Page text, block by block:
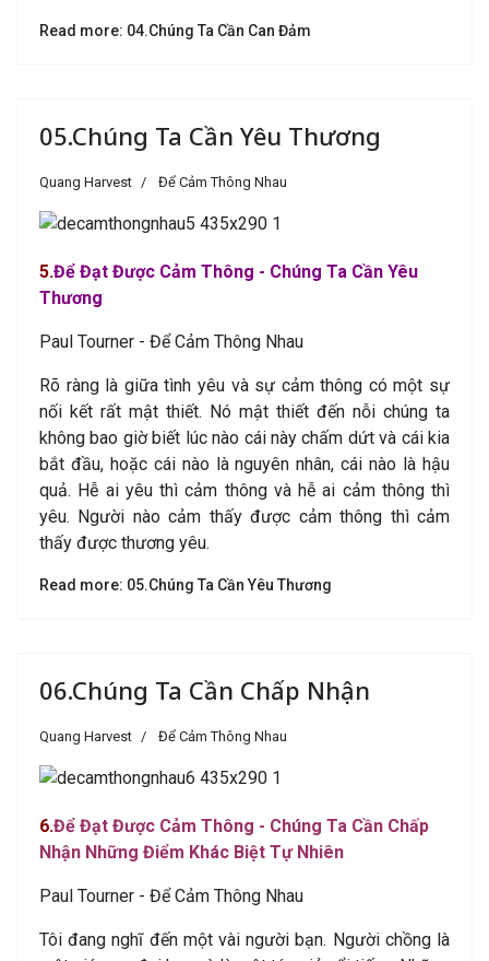
Read more: 04.Chúng Ta Cần Can Đảm
05.Chúng Ta Cần Yêu Thương
Quang Harvest Để Cảm Thông Nhau
5.Để Đạt Được Cảm Thông - Chúng Ta Cần Yêu
Thương
Paul Tourner - Để Cảm Thông Nhau
Rõ ràng là giữa tình yêu và sự cảm thông có một sự
nối kết rất mật thiết. Nó mật thiết đến nỗi chúng ta
không bao giờ biết lúc nào cái này chấm dứt và cái kia
bắt đầu, hoặc cái nào là nguyên nhân, cái nào là hậu
quả. Hễ ai yêu thì cảm thông và hễ ai cảm thông thì
yêu. Người nào cảm thấy được cảm thông thì cảm
thấy được thương yêu.
Read more: 05.Chúng Ta Cần Yêu Thương
06.Chúng Ta Cần Chấp Nhận
Quang Harvest Để Cảm Thông Nhau
6.Để Đạt Được Cảm Thông - Chúng Ta Cần Chấp
Nhận Những Điểm Khác Biệt Tự Nhiên
Paul Tourner - Để Cảm Thông Nhau
Tôi đang nghĩ đến một vài người bạn. Người chồng là